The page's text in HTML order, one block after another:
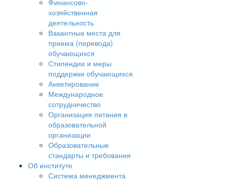
Финансово-
хозяйственная
деятельность
Вакантные места для
приема (перевода)
обучающихся
Стипендии и меры
поддержки обучающихся
Анкетирование
Международное
сотрудничество
Организация питания в
образовательной
организации
Образовательные
стандарты и требования
Об институте
Система менеджмента